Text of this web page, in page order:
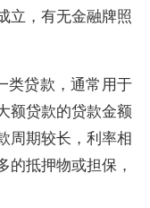
立，有无金融牌照
类贷款，通常用于
额贷款的贷款金额
周期较长，利率相
的抵押物或担保，